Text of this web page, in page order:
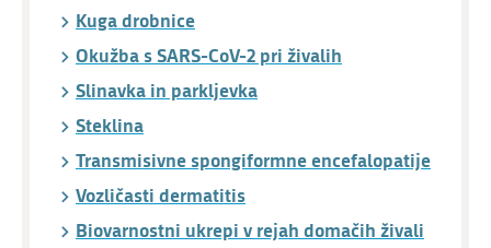
Kuga drobnice
Okužba s SARS-CoV-2 pri živalih
Slinavka in parkljevka
Steklina
Transmisivne spongiformne encefalopatije
Vozličasti dermatitis
Biovarnostni ukrepi v rejah domačih živali